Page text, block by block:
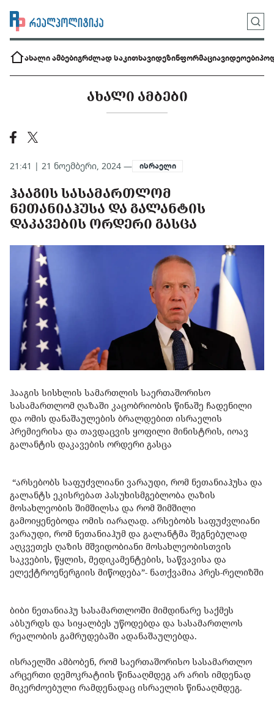
ახალი ამბებიგრძლად საკითხავიდეზინფორმაციავიდეოები
ᲐᲮᲐᲚᲘ ᲐᲛᲑᲔᲑᲘ
21:41 | 21 ნოემბერი, 2024 — ისრაელი
ᲰᲐᲐᲒᲘᲡ ᲡᲐᲡᲐᲛᲐᲠᲗᲚᲝᲛ
ᲜᲔᲗᲐᲜᲘᲐᲰᲣᲡᲐ ᲓᲐ ᲒᲐᲚᲐᲜᲢᲘᲡ
ᲓᲐᲙᲐᲕᲔᲑᲘᲡ ᲝᲠᲓᲔᲠᲘ ᲒᲐᲡᲪᲐ
ჰააგის სისხლის სამართლის საერთაშორისო
სასამართლომ ღაზაში კაცობრიობის წინაშე ჩადენილი
და ომის დანაშაულების ბრალდებით ისრაელის
პრემიერისა და თავდაცვის ყოფილი მინისტრის, იოავ
გალანტის დაკავების ორდერი გასცა
“არსებობს საფუძვლიანი ვარაუდი, რომ ნეთანიაჰუსა და
გალანტს ეკისრებათ პასუხისმგებლობა ღაზის
მოსახლეობის შიმშილსა და რომ შიმშილი
გამოიყენებოდა ომის იარაღად. არსებობს საფუძვლიანი
ვარაუდი, რომ ნეთანიაჰუმ და გალანტმა შეგნებულად
აღკვეთეს ღაზის მშვიდობიანი მოსახლეობისთვის
საკვების, წყლის, მედიკამენტების, საწვავისა და
ელექტროენერგიის მიწოდება”- ნათქვამია პრეს-რელიზში
ბიბი ნეთანიაჰუ სასამართლოში მიმდინარე საქმეს
აბსურდს და სიყალბეს უწოდებდა და სასამართლოს
რეალობის გამრუდებაში ადანაშაულებდა.
ისრაელში ამბობენ, რომ საერთაშორისო სასამართლო
არცერთი დემოკრატიის წინააღმდეგ არ არის იმდენად
მიკერძოებული რამდენადაც ისრაელის წინააღმდეგ.